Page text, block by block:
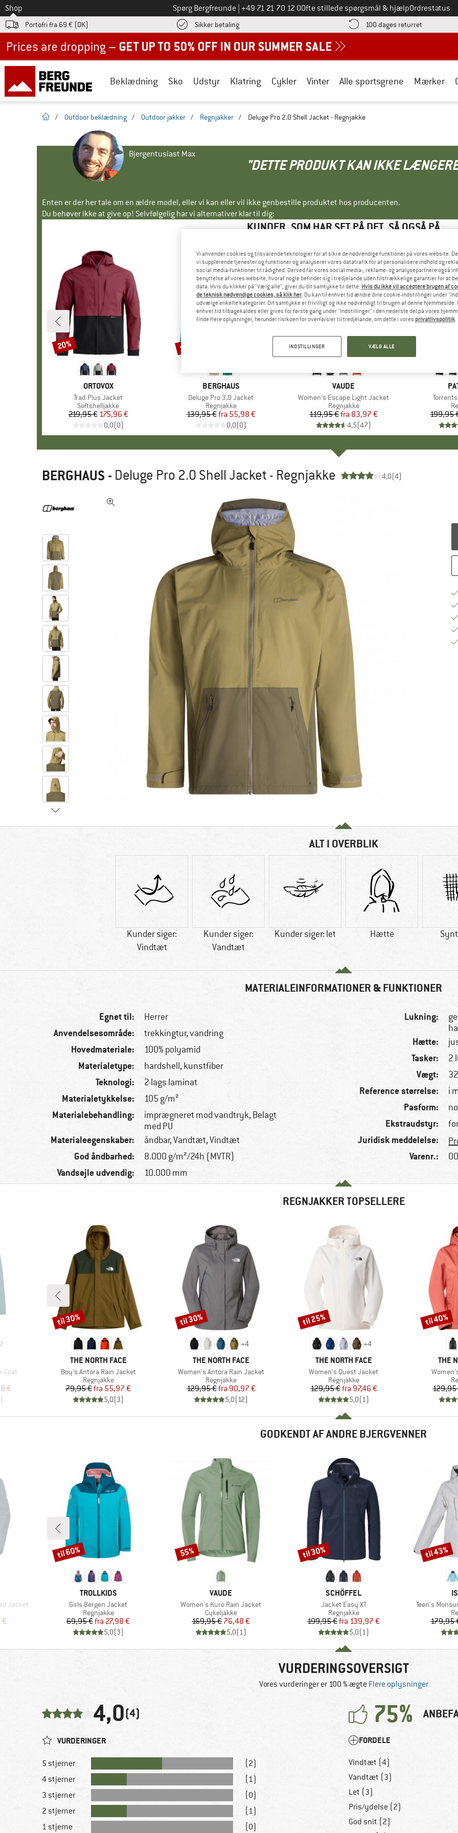
Til
Shop Spørg Bergfreunde Ring til os på
+49 71 21 70 12 0Ofte stillede spørgsmål & hjælpOrdrestatus
Portofri fra 69 € (DK) Sikker betalingFind betalingsoplysningerne her! Åbnes i en infoboks
100 dages returret Gå til
Beklædning Sko Udstyr Klatring Cykler Vinter Alle sportsgrene Mærker
Hjemmeside
/ Outdoor beklædning / Outdoor jakker / Regnjakker / Deluge Pro 2.0 Shell Jacket - Regnjakke
Bjergentusiast Max
"DETTE PRODUKT KAN IKKE
Enten er der her tale om en ældre model, eller vi kan eller vil ikke genbestille produktet hos producenten.
Du behøver ikke at give op! Selvfølgelig har vi alternativer klar til dig:
KUNDER, SOM HAR SET PÅ DET, SÅ OGSÅ PÅ
MÆRKE
ORTOVOX
Artikel
Trad Plus Jacket
Produktgruppe
Softshelljakke
Pris
219,95 € Nedsat pris
175,96 €
0,0(0)
Rabat
20%
MÆRKE
BERGHAUS
Artikel
Deluge Pro 3.0 Jacket
Produktgruppe
Regnjakke
Pris
139,95 € Nedsat pris
fra 55,98 €
0,0(0)
Rabat
til 60%
MÆRKE
VAUDE
Artikel
Women's Escape Light Jacket
Produktgruppe
Regnjakke
Pris
119,95 € Nedsat pris
fra 83,97 €
4,5(47)
Rabat
til 30%
Artikel
199,95
BERGHAUS - Deluge Pro 2.0 Shell Jacket - Regnjakke 4,0(4)
ALT I OVERBLIK
Kunder siger:
Vindtæt
Kunder siger:
Vandtæt
Kunder siger: let Hætte
MATERIALEINFORMATIONER & FUNKTIONER
Egnet til: Herrer
Anvendelsesområde: trekkingtur, vandring
Hovedmateriale: 100% polyamid
Materialetype: hardshell, kunstfiber
Teknologi: 2-lags laminat
Materialetykkelse: 105 g/m²
Materialebehandling:
imprægneret mod vandtryk, Belagt
med PU
Materialeegenskaber: åndbar, Vandtæt, Vindtæt
God åndbarhed: 8.000 g/m²/24h (MVTR)
Vandsøjle udvendig: 10.000 mm
Lukning:
Hætte:
Tasker: 2
Vægt:
Reference størrelse: i
Pasform:
Ekstraudstyr:
Juridisk meddelelse:
Varenr.:
REGNJAKKER TOPSELLERE
2
Coat
€
)
MÆRKE
THE NORTH FACE
Artikel
Boy's Antora Rain Jacket
Produktgruppe
Regnjakke
Pris
79,95 € Nedsat pris
fra 55,97 €
5,0(3)
Rabat
til 30%
+4
MÆRKE
THE NORTH FACE
Artikel
Women's Antora Rain Jacket
Produktgruppe
Regnjakke
Pris
129,95 € Nedsat pris
fra 90,97 €
5,0(12)
Rabat
til 30%
+4
MÆRKE
THE NORTH FACE
Artikel
Women's Quest Jacket
Produktgruppe
Regnjakke
Pris
129,95 € Nedsat pris
fra 97,46 €
5,0(1)
Rabat
til 25%
THE
Artikel
129,95
Rabat
til 40%
GODKENDT AF ANDRE BJERGVENNER
Jacket
€
MÆRKE
TROLLKIDS
Artikel
Girls Bergen Jacket
Produktgruppe
Regnjakke
Pris
69,95 € Nedsat pris
fra 27,98 €
5,0(3)
Rabat
til 60%
MÆRKE
VAUDE
Artikel
Women's Kuro Rain Jacket
Produktgruppe
Cykeljakke
Pris
169,95 €Nedsat pris
76,48 €
5,0(1)
Rabat
55%
MÆRKE
SCHÖFFEL
Artikel
Jacket Easy XT
Produktgruppe
Regnjakke
Pris
199,95 € Nedsat pris
fra 139,97 €
5,0(1)
Rabat
til 30%
Artikel
Teen's
179,95
Rabat
til 43%
VURDERINGSOVERSIGT
Vores vurderinger er 100 % ægte Flere oplysninger
4,0(4) 75%
VURDERINGER
5 stjerner
(2)
4 stjerner
(1)
3 stjerner
(0)
2 stjerner
(1)
1 stjerne
(0)
FORDELE
Vindtæt (4)
Vandtæt (3)
Let (3)
Pris/ydelse (2)
God snit (2)
Vi anvender cookies og tilsvarende teknologier for at sikre de nødvendige funktioner på vores website.
vi supplerende tjenester og funktioner og analyserer vores datatrafik for at personalisere indhold og
social media-funktioner til rådighed. Derved får vores social media-, reklame- og analysepartnere også
benyttelse af vores website, hvoraf nogle befinder sig i tredjelande uden tilstrækkelige garantier for at
data. Hvis du klikker på "Vælg alle", giver du dit samtykke til dette. Hvis du ikke vil acceptere brugen af
de teknisk nødvendige cookies, så klik her. Du kan til enhver tid ændre dine cookie-indstillinger under
udvælge enkelte kategorier. Dit samtykke er frivilligt og ikke nødvendigt til brugen af denne hjemmeside.
enhver tid tilbagekaldes eller gives for første gang under "Indstillinger" i den nederste del på vores
finde flere oplysninger, herunder risikoen for overførsler til tredjelande, om dette i vores privatlivspolitik.
INDSTILLINGER VÆLG ALLE